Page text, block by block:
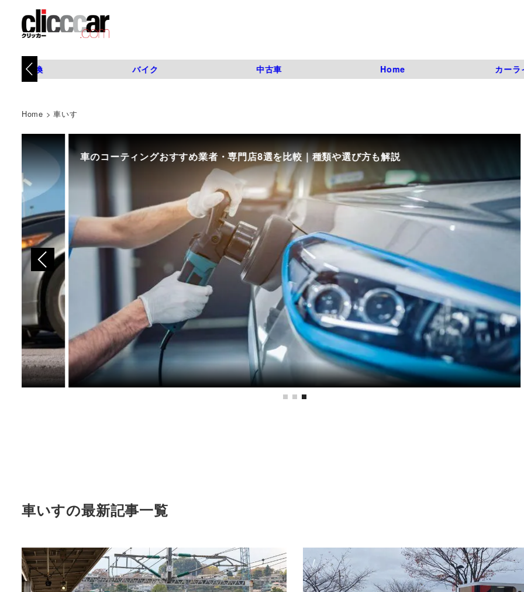
タイヤ交換 バイク 中古車 Home カーラ
Home >車いす
車のコーティングおすすめ業者・専門店8選を比較｜種類や選び方も解説
車いすの最新記事一覧